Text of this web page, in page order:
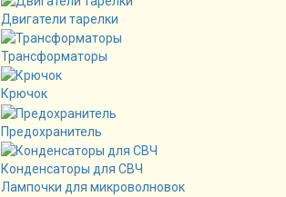
Двигатели тарелки
Трансформаторы
Крючок
Предохранитель
Конденсаторы для СВЧ
Лампочки для микроволновок